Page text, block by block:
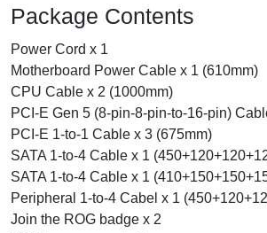
Package Contents
Power Cord x 1
Motherboard Power Cable x 1 (610mm)
CPU Cable x 2 (1000mm)
PCI-E Gen 5 (8-pin-8-pin-to-16-pin)
PCI-E 1-to-1 Cable x 3 (675mm)
SATA 1-to-4 Cable x 1
SATA 1-to-4 Cable x 1
Peripheral 1-to-4 Cabel x 1
Join the ROG badge x 2